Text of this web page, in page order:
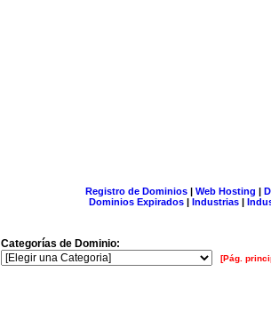
Registro de Dominios| Web Hosting |
Dominios Expirados | Industrias |
Categorías de Dominio:
[Pág.